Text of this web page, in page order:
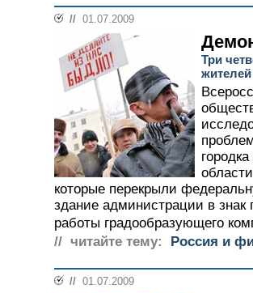
// 01.07.2009
Три
которые перекрыли
здание администрации в знак
работы градообразующего
// читайте тему:
Россия и
// 01.07.2009